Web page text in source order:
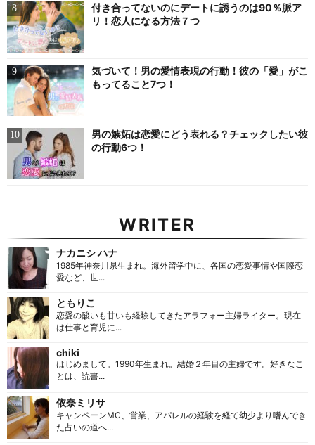
付き合ってないのにデートに誘うのは90％脈ア
リ！恋人になる方法７つ
気づいて！男の愛情表現の行動！彼の「愛」がこ
もってること7つ！
男の嫉妬は恋愛にどう表れる？チェックしたい彼
の行動6つ！
WRITER
ナカニシ ハナ
1985年神奈川県生まれ。海外留学中に、各国の恋愛事情や国際恋
愛など、世...
ともりこ
恋愛の酸いも甘いも経験してきたアラフォー主婦ライター。現在
は仕事と育児に...
chiki
はじめまして。1990年生まれ。結婚２年目の主婦です。好きなこ
とは、読書...
依奈ミリサ
キャンペーンMC、営業、アパレルの経験を経て幼少より嗜んでき
た占いの道へ...